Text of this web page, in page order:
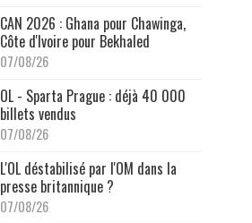
CAN 2026 : Ghana pour Chawinga,
Côte d'Ivoire pour Bekhaled
07/08/26
OL - Sparta Prague : déjà 40 000
billets vendus
07/08/26
L'OL déstabilisé par l'OM dans la
presse britannique ?
07/08/26